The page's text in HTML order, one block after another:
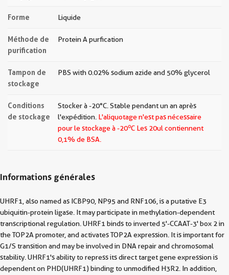
Forme Liquide
Méthode de
purification
Protein A purfication
Tampon de
stockage
PBS with 0.02% sodium azide and 50% glycerol
Conditions
de stockage
Stocker à -20°C. Stable pendant un an après
l'expédition. L'aliquotage n'est pas nécessaire
pour le stockage à -20oC Les 20ul contiennent
0,1% de BSA.
Informations générales
UHRF1, also named as ICBP90, NP95 and RNF106, is a putative E3
ubiquitin-protein ligase. It may participate in methylation-dependent
transcriptional regulation. UHRF1 binds to inverted 5'-CCAAT-3' box 2 in
the TOP2A promoter, and activates TOP2A expression. It is important for
G1/S transition and may be involved in DNA repair and chromosomal
stability. UHRF1's ability to repress its direct target gene expression is
dependent on PHD(UHRF1) binding to unmodified H3R2. In addition,